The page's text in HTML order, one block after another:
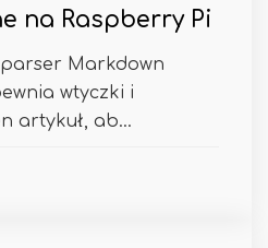
na Raspberry Pi
Markdown
wtyczki i
artykuł, ab...